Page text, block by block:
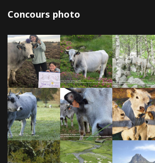
Concours photo